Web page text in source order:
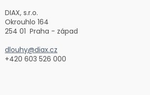
DIAX, s.r.o.
Okrouhlo 164
254 01 Praha - západ
dlouhy@diax.cz
+420 603 526 000